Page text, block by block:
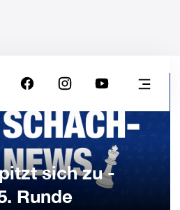
sich zu -
Runde